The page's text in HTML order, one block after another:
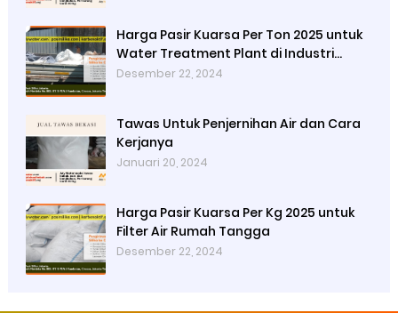
Harga Pasir Kuarsa Per Ton 2025 untuk
Water Treatment Plant di Industri
Petrokimia
Desember 22, 2024
Tawas Untuk Penjernihan Air dan Cara
Kerjanya
Januari 20, 2024
Harga Pasir Kuarsa Per Kg 2025 untuk
Filter Air Rumah Tangga
Desember 22, 2024